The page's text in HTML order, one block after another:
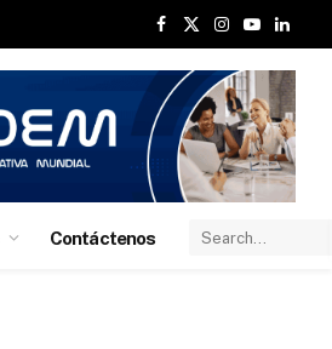
Facebook
X
Instagram
YouTube
Contáctenos